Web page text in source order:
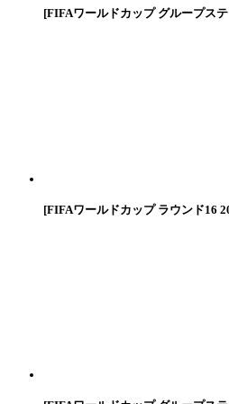
[FIFAワールドカップ グループス
[FIFAワールドカップ ラウンド16